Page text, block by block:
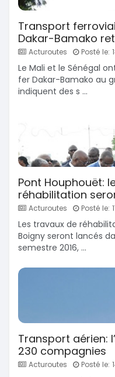
Transport
Dakar-Bamako
Acturoutes Posté le:
Le Mali et le Sénégal
fer Dakar-Bamako au
indiquent des s ...
Pont Houphouët:
réhabilitation
Acturoutes Posté le:
Les travaux de
Boigny seront lancés
semestre 2016, ...
Transport aérien:
230 compagnies
Acturoutes Posté le: